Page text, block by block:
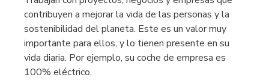
contribuyen a mejorar la vida de las personas y la
sostenibilidad del planeta. Este es un valor muy
importante para ellos, y lo tienen presente en su
vida diaria. Por ejemplo, su coche de empresa es
100% eléctrico.